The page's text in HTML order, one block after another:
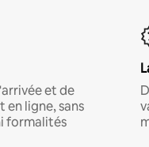
et de
ligne, sans
formalités